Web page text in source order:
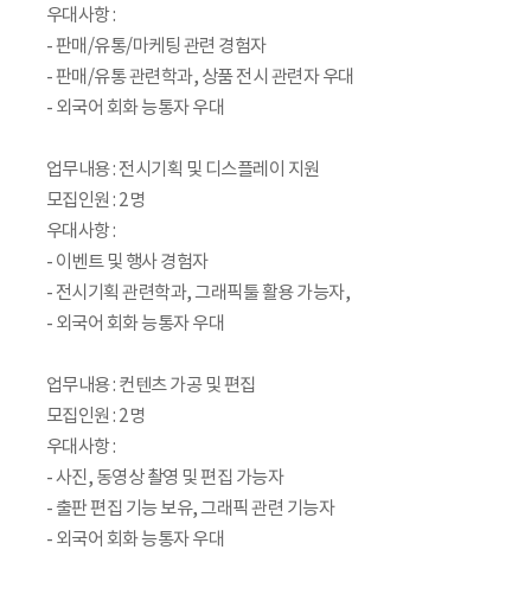
우대사항 :
- 판매/유통/마케팅 관련 경험자
- 판매/유통 관련학과, 상품 전시 관련자 우대
- 외국어 회화 능통자 우대
업무내용 : 전시기획 및 디스플레이 지원
모집인원 : 2명
우대사항 :
- 이벤트 및 행사 경험자
- 전시기획 관련학과, 그래픽툴 활용 가능자,
- 외국어 회화 능통자 우대
업무내용 : 컨텐츠 가공 및 편집
모집인원 : 2명
우대사항 :
- 사진, 동영상 촬영 및 편집 가능자
- 출판 편집 기능 보유, 그래픽 관련 기능자
- 외국어 회화 능통자 우대